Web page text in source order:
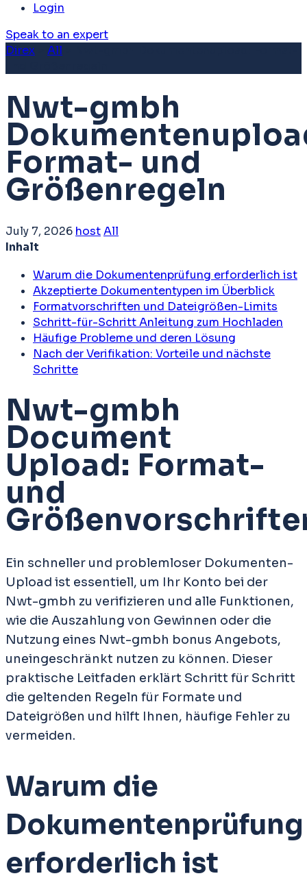
Login
Speak to an expert
Direx
All
Nwt-gmbh
Format- und
Größenregeln
July 7, 2026 hostAll
Inhalt
Warum die Dokumentenprüfung erforderlich ist
Akzeptierte Dokumententypen im Überblick
Formatvorschriften und Dateigrößen-Limits
Schritt-für-Schritt Anleitung zum Hochladen
Häufige Probleme und deren Lösung
Nach der Verifikation: Vorteile und nächste
Schritte
Nwt-gmbh
Document
Upload: Format-
und
Ein schneller und problemloser Dokumenten-
Upload ist essentiell, um Ihr Konto bei der
Nwt-gmbh zu verifizieren und alle Funktionen,
wie die Auszahlung von Gewinnen oder die
Nutzung eines Nwt-gmbh bonus Angebots,
uneingeschränkt nutzen zu können. Dieser
praktische Leitfaden erklärt Schritt für Schritt
die geltenden Regeln für Formate und
Dateigrößen und hilft Ihnen, häufige Fehler zu
vermeiden.
Warum die
Dokumentenprüfung
erforderlich ist